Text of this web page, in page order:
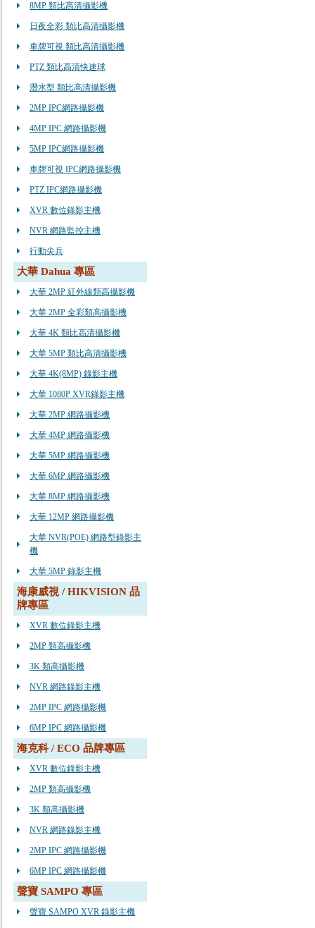
8MP 類比高清攝影機
日夜全彩 類比高清攝影機
車牌可視 類比高清攝影機
PTZ 類比高清快速球
潛水型 類比高清攝影機
2MP IPC網路攝影機
4MP IPC 網路攝影機
5MP IPC網路攝影機
車牌可視 IPC網路攝影機
PTZ IPC網路攝影機
XVR 數位錄影主機
NVR 網路監控主機
行動尖兵
大華 Dahua 專區
大華 2MP 紅外線類高攝影機
大華 2MP 全彩類高攝影機
大華 4K 類比高清攝影機
大華 5MP 類比高清攝影機
大華 4K(8MP) 錄影主機
大華 1080P XVR錄影主機
大華 2MP 網路攝影機
大華 4MP 網路攝影機
大華 5MP 網路攝影機
大華 6MP 網路攝影機
大華 8MP 網路攝影機
大華 12MP 網路攝影機
大華 NVR(POE) 網路型錄影主
機
大華 5MP 錄影主機
海康威視 / HIKVISION 品
牌專區
XVR 數位錄影主機
2MP 類高攝影機
3K 類高攝影機
NVR 網路錄影主機
2MP IPC 網路攝影機
6MP IPC 網路攝影機
海克科 / ECO 品牌專區
XVR 數位錄影主機
2MP 類高攝影機
3K 類高攝影機
NVR 網路錄影主機
2MP IPC 網路攝影機
6MP IPC 網路攝影機
聲寶 SAMPO 專區
聲寶 SAMPO XVR 錄影主機